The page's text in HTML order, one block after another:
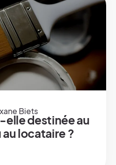
Biets
elle destinée au
locataire ?